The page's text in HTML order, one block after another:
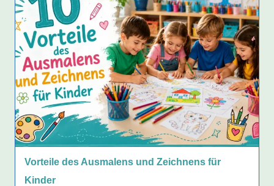
Vorteile des Ausmalens und Zeichnens für
Kinder